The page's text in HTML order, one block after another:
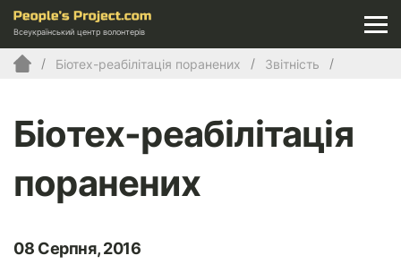
Всеукраїнський центр волонтерів
Біотех-реабілітація поранених Звітність
Біотех-реабілітація
поранених
08 Серпня, 2016